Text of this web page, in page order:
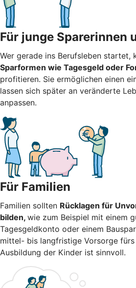
Für junge Sparerinnen
Wer gerade ins Berufsleben startet,
Sparformen wie Tagesgeld oder
profitieren. Sie ermöglichen einen
lassen sich später an veränderte
anpassen.
Für Familien
Familien sollten Rücklagen für
bilden, wie zum Beispiel mit einem
Tagesgeldkonto oder einem
mittel- bis langfristige Vorsorge
Ausbildung der Kinder ist sinnvoll.